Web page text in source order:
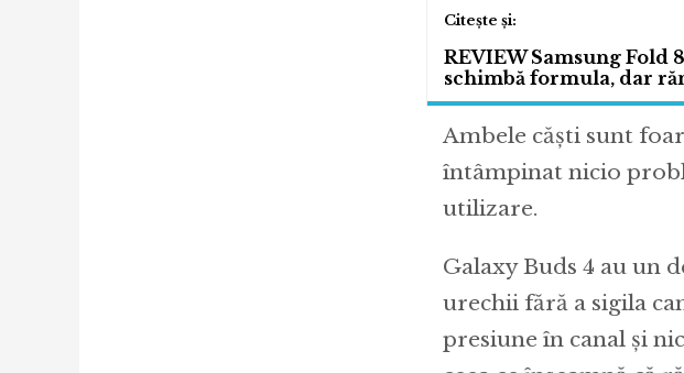
REVIEW Samsung Fold
schimbă formula, dar
Ambele căști sunt
întâmpinat nicio
utilizare.
Galaxy Buds 4 au un
urechii fără a sigila
presiune în canal și